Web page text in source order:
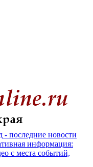
- последние новости
информация:
с места событий,